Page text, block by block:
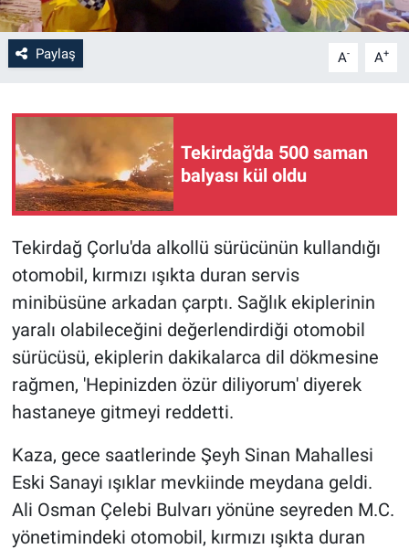
Paylaş A- A+
Tekirdağ'da 500 saman
balyası kül oldu
Tekirdağ Çorlu'da alkollü sürücünün kullandığı
otomobil, kırmızı ışıkta duran servis
minibüsüne arkadan çarptı. Sağlık ekiplerinin
yaralı olabileceğini değerlendirdiği otomobil
sürücüsü, ekiplerin dakikalarca dil dökmesine
rağmen, 'Hepinizden özür diliyorum' diyerek
hastaneye gitmeyi reddetti.
Kaza, gece saatlerinde Şeyh Sinan Mahallesi
Eski Sanayi ışıklar mevkiinde meydana geldi.
Ali Osman Çelebi Bulvarı yönüne seyreden M.C.
yönetimindeki otomobil, kırmızı ışıkta duran